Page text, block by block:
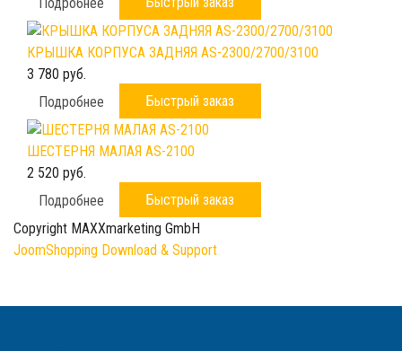
КРЫШКА КОРПУСА ЗАДНЯЯ AS-2300/2700/3100
3 780 руб.
Подробнее
Быстрый заказ
ШЕСТЕРНЯ МАЛАЯ AS-2100
2 520 руб.
Подробнее
Быстрый заказ
Copyright MAXXmarketing GmbH
JoomShopping Download & Support